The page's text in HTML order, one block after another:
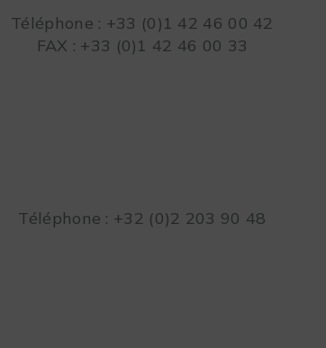
Téléphone : +33 (0)1 42 46 00 42
FAX : +33 (0)1 42 46 00 33
Téléphone : +32 (0)2 203 90 48